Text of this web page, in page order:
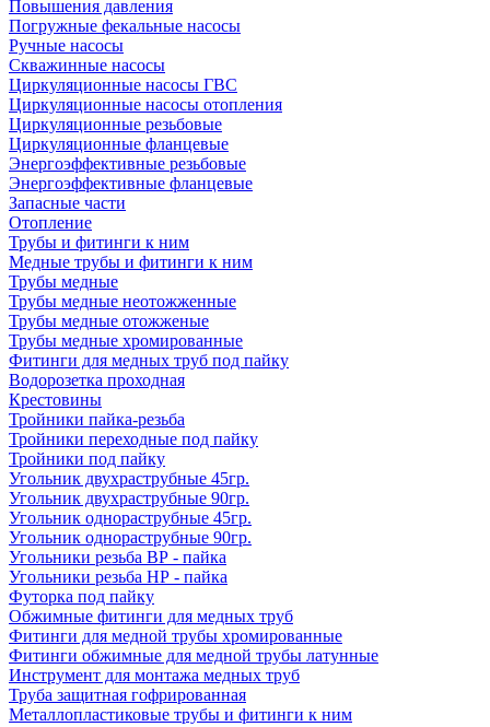
Повышения давления
Погружные фекальные насосы
Ручные насосы
Скважинные насосы
Циркуляционные насосы ГВС
Циркуляционные насосы отопления
Циркуляционные резьбовые
Циркуляционные фланцевые
Энергоэффективные резьбовые
Энергоэффективные фланцевые
Запасные части
Отопление
Трубы и фитинги к ним
Медные трубы и фитинги к ним
Трубы медные
Трубы медные неотожженные
Трубы медные отожженые
Трубы медные хромированные
Фитинги для медных труб под пайку
Водорозетка проходная
Крестовины
Тройники пайка-резьба
Тройники переходные под пайку
Тройники под пайку
Угольник двухраструбные 45гр.
Угольник двухраструбные 90гр.
Угольник однораструбные 45гр.
Угольник однораструбные 90гр.
Угольники резьба ВР - пайка
Угольники резьба НР - пайка
Футорка под пайку
Обжимные фитинги для медных труб
Фитинги для медной трубы хромированные
Фитинги обжимные для медной трубы латунные
Инструмент для монтажа медных труб
Труба защитная гофрированная
Металлопластиковые трубы и фитинги к ним